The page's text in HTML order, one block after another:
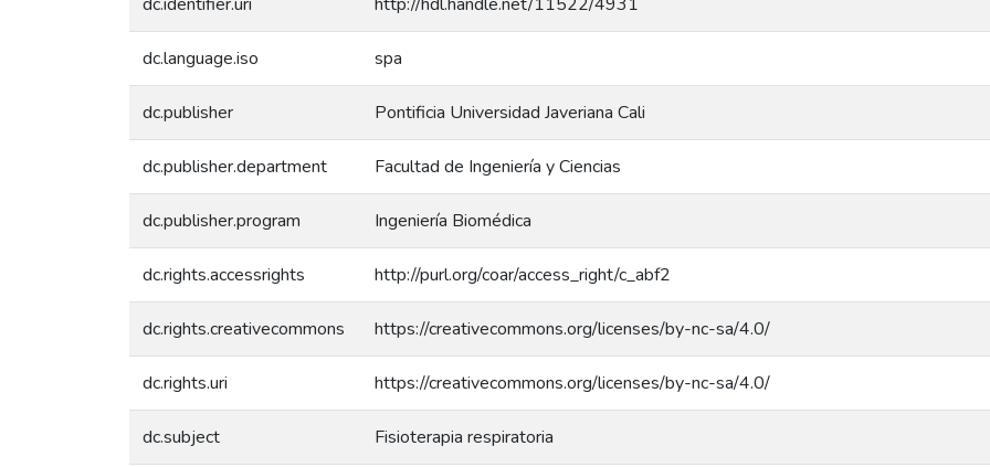
dc.language.iso spa
dc.publisher Pontificia Universidad Javeriana Cali
dc.publisher.department Facultad de Ingeniería y Ciencias
dc.publisher.program Ingeniería Biomédica
dc.rights.accessrights http://purl.org/coar/access_right/c_abf2
dc.rights.creativecommons https://creativecommons.org/licenses/by-nc-sa/4.0/
dc.rights.uri https://creativecommons.org/licenses/by-nc-sa/4.0/
dc.subject Fisioterapia respiratoria